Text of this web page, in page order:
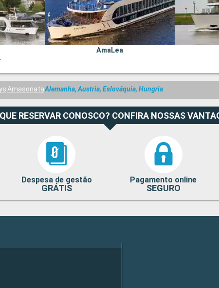
AmaLea
AmasonataAlemanha, Austria, Eslováquia, Hungria
RESERVAR CONOSCO? CONFIRA NOSSAS
Despesa de gestão
GRÁTIS
Pagamento online
SEGURO